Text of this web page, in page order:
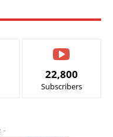
22,800
Subscribers
-